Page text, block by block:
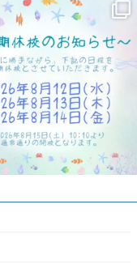
こんにちは。
ソコン教室 幕張校のKです！
体験レッスン受付中！...
2 0